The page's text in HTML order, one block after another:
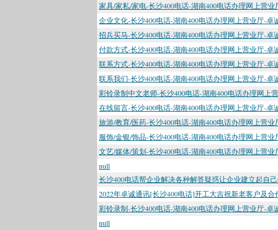
家具/家私/家电-长沙400电话-湖南400电话办理网上营业
企业文化-长沙400电话-湖南400电话办理网上营业厅-卓
招兵买马-长沙400电话-湖南400电话办理网上营业厅-卓
付款方式-长沙400电话-湖南400电话办理网上营业厅-卓
联系方式-长沙400电话-湖南400电话办理网上营业厅-卓
联系我们-长沙400电话-湖南400电话办理网上营业厅-卓
彩铃录制中文老师-长沙400电话-湖南400电话办理网上
在线留言-长沙400电话-湖南400电话办理网上营业厅-卓
旅游/教育/医药-长沙400电话-湖南400电话办理网上营业
服饰/金银/饰品-长沙400电话-湖南400电话办理网上营业
文艺/媒体/策划-长沙400电话-湖南400电话办理网上营业
null
长沙400电话帮企业解决各种解答疑惑让企业建立起自
2022年卓诚通讯[长沙400电话]开工大吉祝新老客户及
彩铃录制-长沙400电话-湖南400电话办理网上营业厅-卓
null